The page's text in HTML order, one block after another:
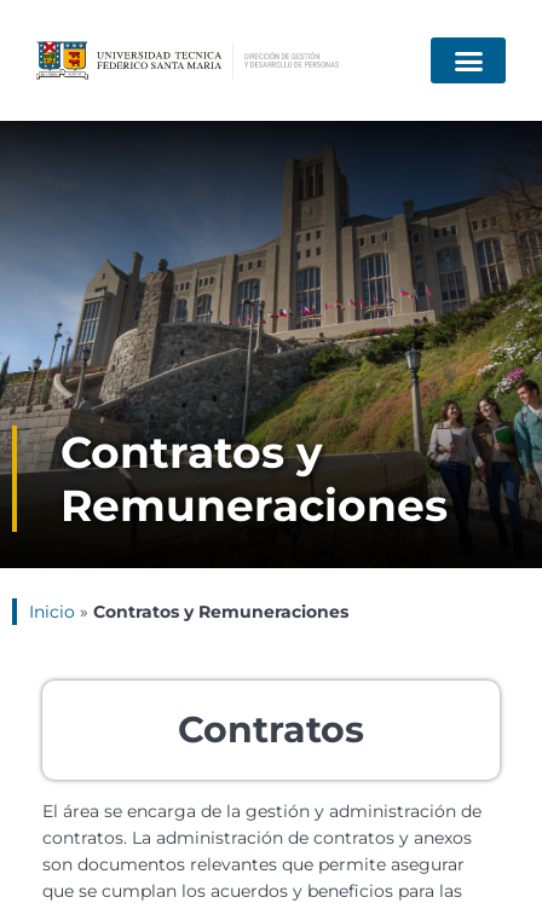
Contratos y
Remuneraciones
Inicio » Contratos y Remuneraciones
Contratos
El área se encarga de la gestión y administración de
contratos. La administración de contratos y anexos
son documentos relevantes que permite asegurar
que se cumplan los acuerdos y beneficios para las